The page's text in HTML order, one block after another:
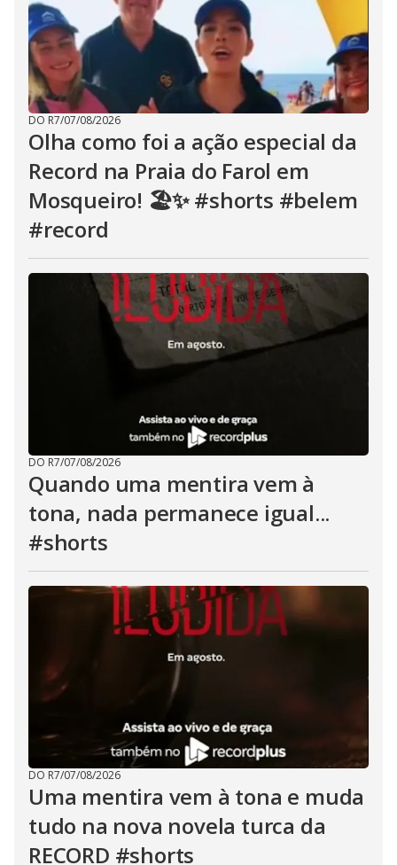
DO R7/07/08/2026
Olha como foi a ação especial da
Record na Praia do Farol em
Mosqueiro! 🏖️✨ #shorts #belem
#record
DO R7/07/08/2026
Quando uma mentira vem à
tona, nada permanece igual...
#shorts
DO R7/07/08/2026
Uma mentira vem à tona e muda
tudo na nova novela turca da
RECORD #shorts